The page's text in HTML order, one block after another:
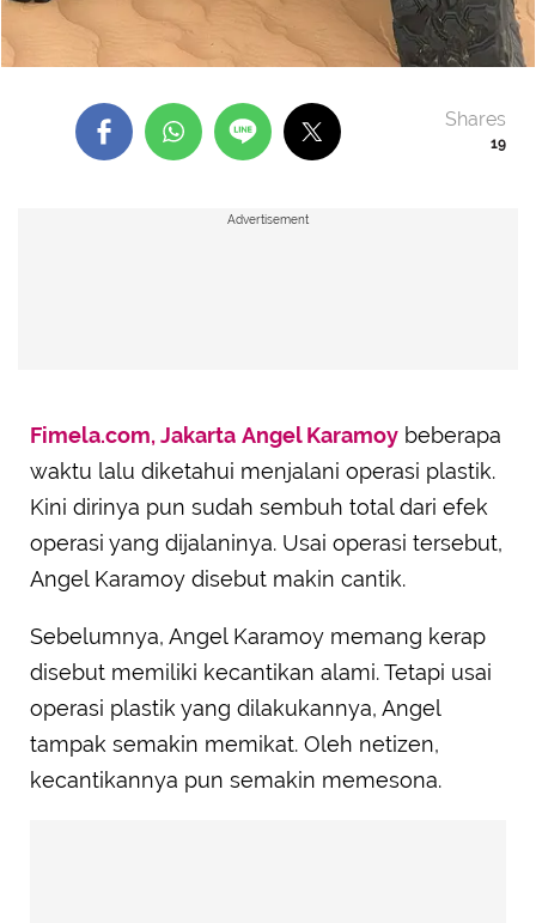
19
Shares
Advertisement
Fimela.com, Jakarta Angel Karamoy beberapa
waktu lalu diketahui menjalani operasi plastik.
Kini dirinya pun sudah sembuh total dari efek
operasi yang dijalaninya. Usai operasi tersebut,
Angel Karamoy disebut makin cantik.
Sebelumnya, Angel Karamoy memang kerap
disebut memiliki kecantikan alami. Tetapi usai
operasi plastik yang dilakukannya, Angel
tampak semakin memikat. Oleh netizen,
kecantikannya pun semakin memesona.